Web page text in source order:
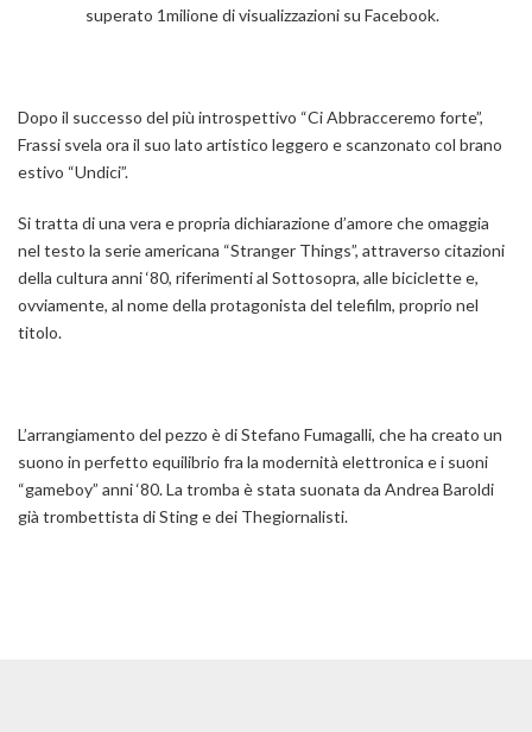
superato 1milione di visualizzazioni su Facebook.
Dopo il successo del più introspettivo “Ci Abbracceremo forte”,
Frassi svela ora il suo lato artistico leggero e scanzonato col brano
estivo “Undici”.
Si tratta di una vera e propria dichiarazione d’amoreche omaggia
nel testo la serie americana “Stranger Things”, attraverso citazioni
della cultura anni ‘80, riferimenti al Sottosopra, alle biciclette e,
ovviamente, al nome della protagonista del telefilm, proprio nel
titolo.
L’arrangiamento del pezzo è diStefano Fumagalli, che ha creato un
suono in perfetto equilibrio fra la modernità elettronica e i suoni
“gameboy” anni ‘80. La tromba è stata suonata da Andrea Baroldi
già trombettista diStinge dei Thegiornalisti.